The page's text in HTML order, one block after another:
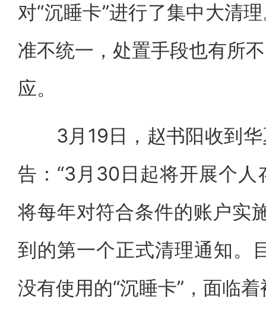
对“沉睡卡”进行了集中大清
准不统一，处置手段也有所
应。
3月19日，赵书阳收到华
告：“3月30日起将开展个
将每年对符合条件的账户实
到的第一个正式清理通知。
没有使用的“沉睡卡”，面临